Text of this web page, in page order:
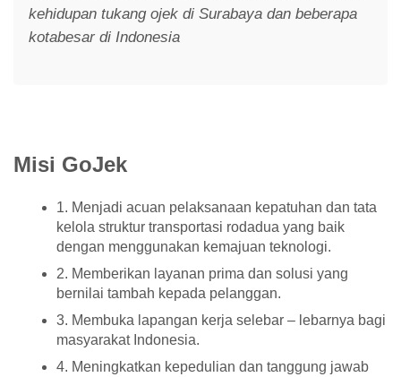
kehidupan tukang ojek di Surabaya dan beberapa
kotabesar di Indonesia
Misi GoJek
1. Menjadi acuan pelaksanaan kepatuhan dan tata
kelola struktur transportasi rodadua yang baik
dengan menggunakan kemajuan teknologi.
2. Memberikan layanan prima dan solusi yang
bernilai tambah kepada pelanggan.
3. Membuka lapangan kerja selebar – lebarnya bagi
masyarakat Indonesia.
4. Meningkatkan kepedulian dan tanggung jawab